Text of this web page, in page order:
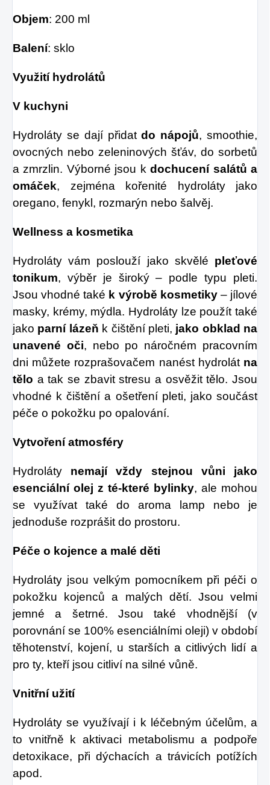
Objem: 200 ml
Balení: sklo
Využití hydrolátů
V kuchyni
Hydroláty se dají přidatdo nápojů, smoothie,
ovocných nebo zeleninových šťáv, do sorbetů
a zmrzlin. Výborné jsou kdochucení salátů a
omáček, zejména kořenité hydroláty jako
oregano, fenykl, rozmarýn nebo šalvěj.
Wellness a kosmetika
Hydroláty vám poslouží jako skvělé pleťové
tonikum, výběr je široký – podle typu pleti.
Jsou vhodné také k výrobě kosmetiky– jílové
masky, krémy, mýdla. Hydroláty lze použít také
jako parní lázeň k čištění pleti, jako obklad na
unavené oči, nebo po náročném pracovním
dni můžete rozprašovačem nanést hydrolát na
tělo a tak se zbavit stresu a osvěžit tělo. Jsou
vhodné k čištění a ošetření pleti, jako součást
péče o pokožku po opalování.
Vytvoření atmosféry
Hydroláty nemají vždy stejnou vůni jako
esenciální olej z té-které bylinky, ale mohou
se využívat také do aroma lamp nebo je
jednoduše rozprášit do prostoru.
Péče o kojence a malé děti
Hydroláty jsou velkým pomocníkem při péči o
pokožku kojenců a malých dětí. Jsou velmi
jemné a šetrné. Jsou také vhodnější (v
porovnání se 100% esenciálními oleji) v období
těhotenství, kojení, u starších a citlivých lidí a
pro ty, kteří jsou citliví na silné vůně.
Vnitřní užití
Hydroláty se využívají i k léčebným účelům, a
to vnitřně k aktivaci metabolismu a podpoře
detoxikace, při dýchacích a trávicích potížích
apod.